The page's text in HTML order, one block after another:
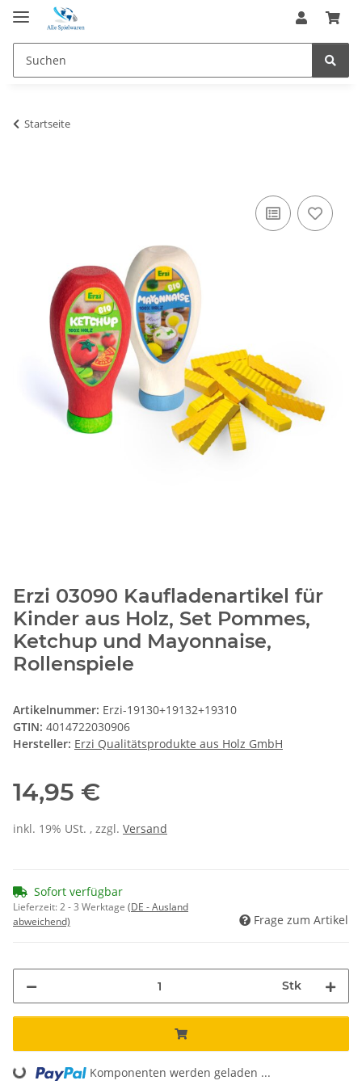
Startseite
Erzi 03090 Kaufladenartikel für
Kinder aus Holz, Set Pommes,
Ketchup und Mayonnaise,
Rollenspiele
Artikelnummer: Erzi-19130+19132+19310
GTIN: 4014722030906
Hersteller: Erzi Qualitätsprodukte aus Holz GmbH
14,95 €
inkl. 19% USt. , zzgl. Versand
Sofort verfügbar
Lieferzeit:2 - 3 Werktage (DE - Ausland
abweichend)
Frage zum Artikel
Stk
Loading... Komponenten werden geladen ...